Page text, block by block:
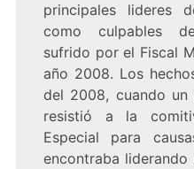
principales lideres
como culpables
sufrido por el Fiscal
año 2008. Los
del 2008, cuando un
resistió a la
Especial para
encontraba liderando